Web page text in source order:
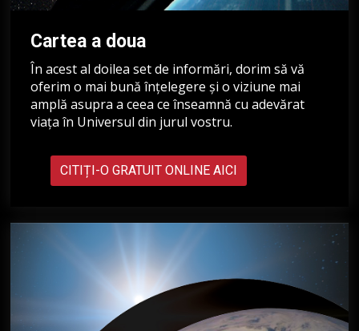
Cartea a doua
În acest al doilea set de informări, dorim să vă
oferim o mai bună înțelegere și o viziune mai
amplă asupra a ceea ce înseamnă cu adevărat
viața în Universul din jurul vostru.
CITIȚI-O GRATUIT ONLINE AICI